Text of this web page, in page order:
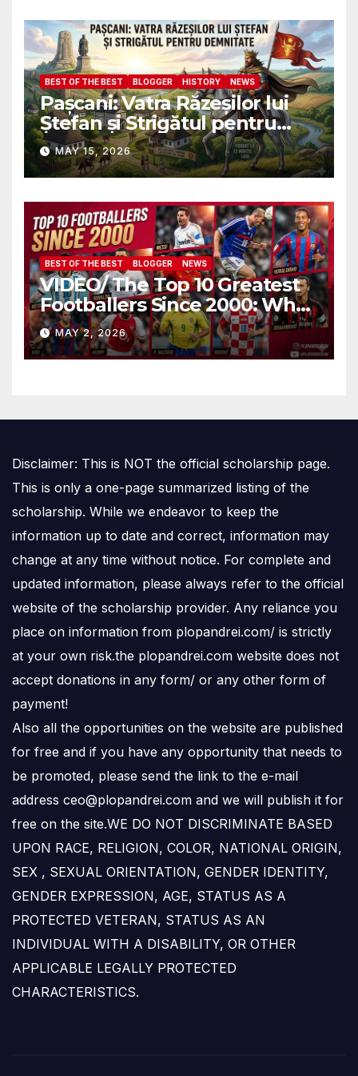
военных атташе НАТО?
BEST OF THE BEST BLOGGER HISTORY NEWS
Pașcani: Vatra Răzeșilor lui
Ștefan și Strigătul pentru
Demnitate în Fața
Amalgamării
MAY 15, 2026
BEST OF THE BEST BLOGGER NEWS
VIDEO/ The Top 10 Greatest
Footballers Since 2000: Who
Is Number One
MAY 2, 2026
Disclaimer: This is NOT the official scholarship page.
This is only a one-page summarized listing of the
scholarship. While we endeavor to keep the
information up to date and correct, information may
change at any time without notice. For complete and
updated information, please always refer to the official
website of the scholarship provider. Any reliance you
place on information from plopandrei.com/ is strictly
at your own risk.the plopandrei.com website does not
accept donations in any form/ or any other form of
payment!
Also all the opportunities on the website are published
for free and if you have any opportunity that needs to
be promoted, please send the link to the e-mail
address ceo@plopandrei.com and we will publish it for
free on the site.WE DO NOT DISCRIMINATE BASED
UPON RACE, RELIGION, COLOR, NATIONAL ORIGIN,
SEX , SEXUAL ORIENTATION, GENDER IDENTITY,
GENDER EXPRESSION, AGE, STATUS AS A
PROTECTED VETERAN, STATUS AS AN
INDIVIDUAL WITH A DISABILITY, OR OTHER
APPLICABLE LEGALLY PROTECTED
CHARACTERISTICS.